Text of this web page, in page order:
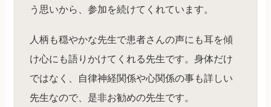
う思いから、参加を続けてくれています。
人柄も穏やかな先生で患者さんの声にも耳を傾
け心にも語りかけてくれる先生です。身体だけ
ではなく、自律神経関係や心関係の事も詳しい
先生なので、是非お勧めの先生です。